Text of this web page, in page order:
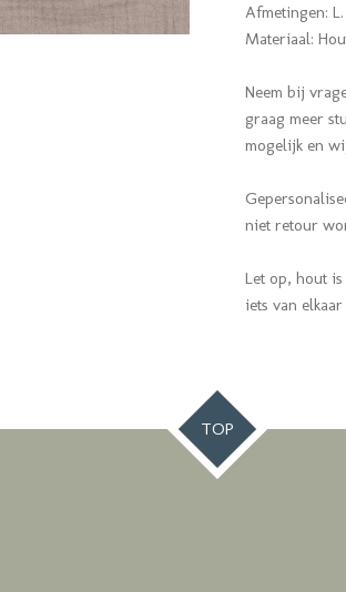
Afmetingen: L.
Materiaal:
Neem bij
graag meer
mogelijk en
niet retour
Let op, hout
iets van
TOP